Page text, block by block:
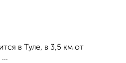
в Туле, в 3,5 км от